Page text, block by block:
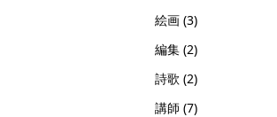
絵画 (3)
編集 (2)
詩歌 (2)
講師 (7)